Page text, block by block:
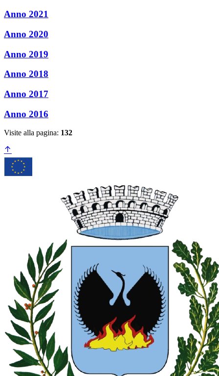
Anno 2021
Anno 2020
Anno 2019
Anno 2018
Anno 2017
Anno 2016
Visite alla pagina: 132